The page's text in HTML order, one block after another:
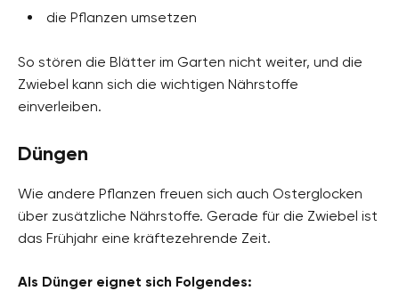
die Pflanzen umsetzen
So stören die Blätter im Garten nicht weiter, und die
Zwiebel kann sich die wichtigen Nährstoffe
einverleiben.
Düngen
Wie andere Pflanzen freuen sich auch Osterglocken
über zusätzliche Nährstoffe. Gerade für die Zwiebel ist
das Frühjahr eine kräftezehrende Zeit.
Als Dünger eignet sich Folgendes: